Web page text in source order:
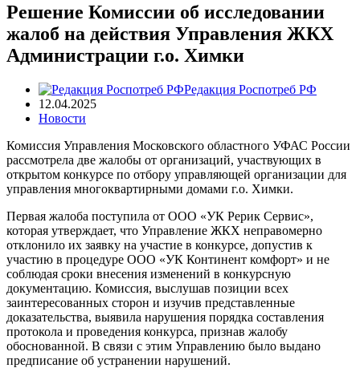
Решение Комиссии об исследовании
жалоб на действия Управления ЖКХ
Администрации г.о. Химки
Редакция Роспотреб РФ
12.04.2025
Новости
Комиссия Управления Московского областного УФАС России
рассмотрела две жалобы от организаций, участвующих в
открытом конкурсе по отбору управляющей организации для
управления многоквартирными домами г.о. Химки.
Первая жалоба поступила от ООО «УК Рерик Сервис»,
которая утверждает, что Управление ЖКХ неправомерно
отклонило их заявку на участие в конкурсе, допустив к
участию в процедуре ООО «УК Континент комфорт» и не
соблюдая сроки внесения изменений в конкурсную
документацию. Комиссия, выслушав позиции всех
заинтересованных сторон и изучив представленные
доказательства, выявила нарушения порядка составления
протокола и проведения конкурса, признав жалобу
обоснованной. В связи с этим Управлению было выдано
предписание об устранении нарушений.